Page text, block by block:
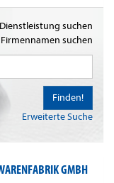
suchen
Firmennamen suchen
Erweiterte Suche
Finden!
GMBH